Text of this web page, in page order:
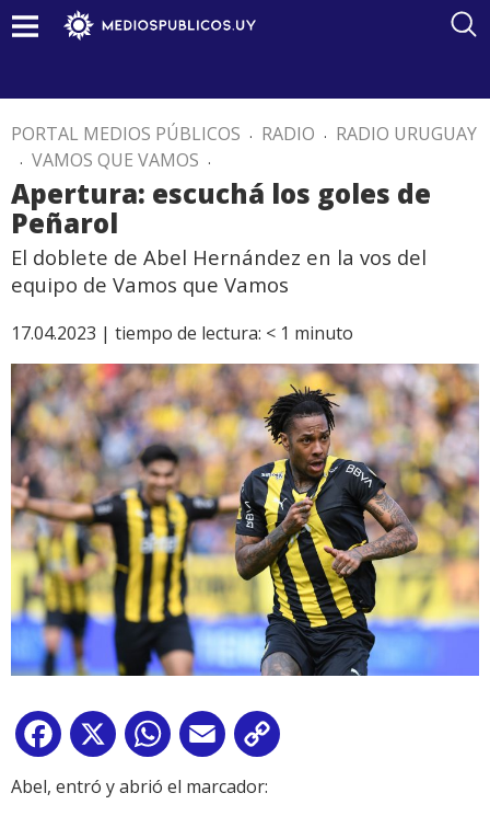
PORTAL MEDIOS PÚBLICOS . RADIO . RADIO URUGUAY
. VAMOS QUE VAMOS .
Apertura: escuchá los goles de
Peñarol
El doblete de Abel Hernández en la vos del
equipo de Vamos que Vamos
17.04.2023 | tiempo de lectura: < 1 minuto
Facebook
X WhatsApp
Email
Abel, entró y abrió el marcador: